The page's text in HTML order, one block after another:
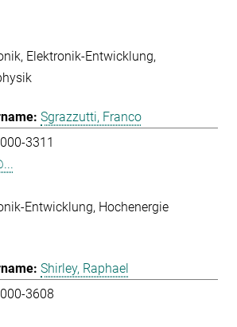
Elektronik-Entwicklung
Sgrazzutti, Franco
3311
Entwicklung Hochenergie
Shirley, Raphael
3608